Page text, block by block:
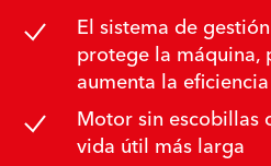
El sistema de
protege la
aumenta la eficiencia
Motor sin escobillas
vida útil más larga